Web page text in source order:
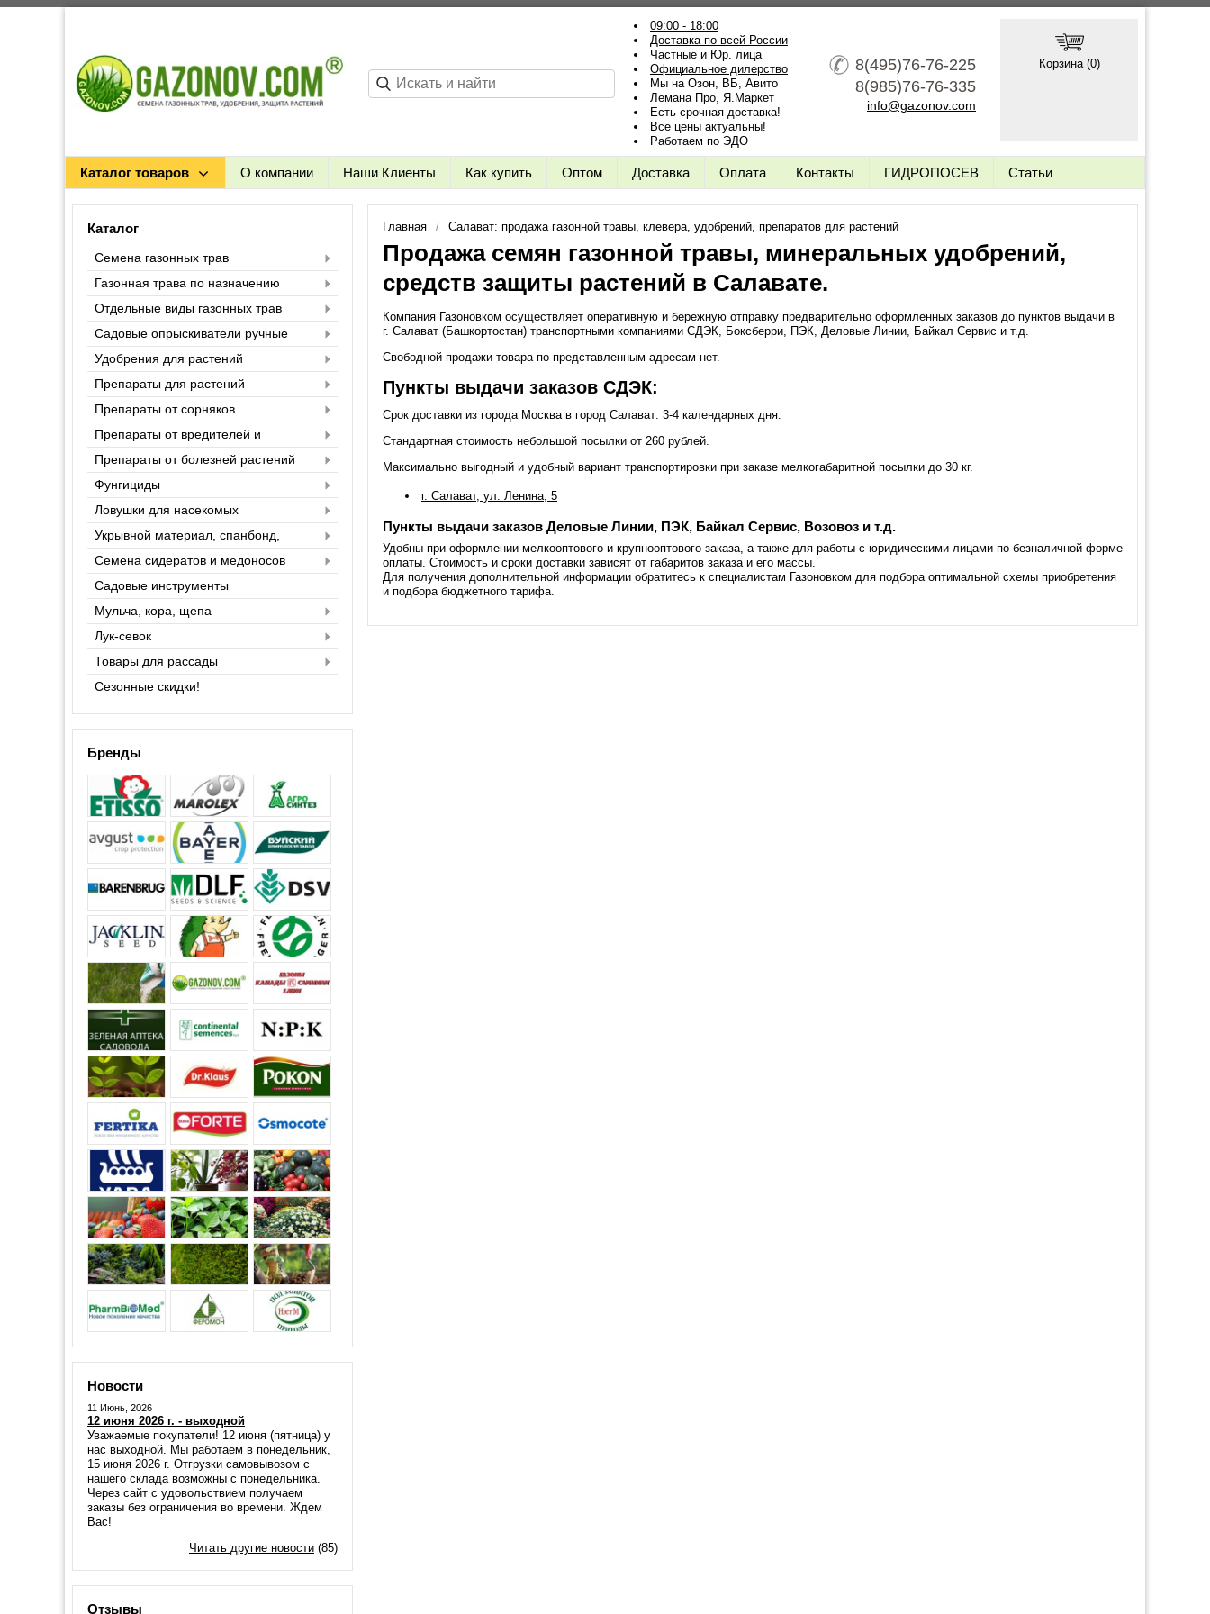
09:00 - 18:00
Доставка по всей России
Частные и Юр. лица
Официальное дилерство
Мы на Озон, ВБ, Авито
Лемана Про, Я.Маркет
Есть срочная доставка!
Все цены актуальны!
Работаем по ЭДО
8(495)76-76-225
8(985)76-76-335
info@gazonov.com
Корзина (0)
Каталог товаров О компании Наши Клиенты Как купить Оптом Доставка Оплата Контакты ГИДРОПОСЕВ Статьи
Каталог
Семена газонных трав
Газонная трава по назначению
Отдельные виды газонных трав
Садовые опрыскиватели ручные
Удобрения для растений
Препараты для растений
Препараты от сорняков
Препараты от вредителей и
насекомых
Препараты от болезней растений
Фунгициды
Ловушки для насекомых
Укрывной материал, спанбонд,
агроспан
Семена сидератов и медоносов
Садовые инструменты
Мульча, кора, щепа
Лук-севок
Товары для рассады
Сезонные скидки!
Бренды
Новости
11 Июнь, 2026
12 июня 2026 г. - выходной
Уважаемые покупатели! 12 июня (пятница) у
нас выходной. Мы работаем в понедельник,
15 июня 2026 г. Отгрузки самовывозом с
нашего склада возможны с понедельника.
Через сайт с удовольствием получаем
заказы без ограничения во времени. Ждем
Вас!
Читать другие новости (85)
Отзывы
Главная Салават: продажа газонной травы, клевера, удобрений, препаратов для растений
Продажа семян газонной травы, минеральных удобрений,
средств защиты растений в Салавате.
Компания Газоновком осуществляет оперативную и бережную отправку предварительно оформленных заказов до пунктов выдачи в
г. Салават (Башкортостан) транспортными компаниями СДЭК, Боксберри, ПЭК, Деловые Линии, Байкал Сервис и т.д.
Свободной продажи товара по представленным адресам нет.
Пункты выдачи заказов СДЭК:
Срок доставки из города Москва в город Салават: 3-4 календарных дня.
Стандартная стоимость небольшой посылки от 260 рублей.
Максимально выгодный и удобный вариант транспортировки при заказе мелкогабаритной посылки до 30 кг.
г. Салават, ул. Ленина, 5
Пункты выдачи заказов Деловые Линии, ПЭК, Байкал Сервис, Возовоз и т.д.
Удобны при оформлении мелкооптового и крупнооптового заказа, а также для работы с юридическими лицами по безналичной форме
оплаты. Стоимость и сроки доставки зависят от габаритов заказа и его массы.
Для получения дополнительной информации обратитесь к специалистам Газоновком для подбора оптимальной схемы приобретения
и подбора бюджетного тарифа.